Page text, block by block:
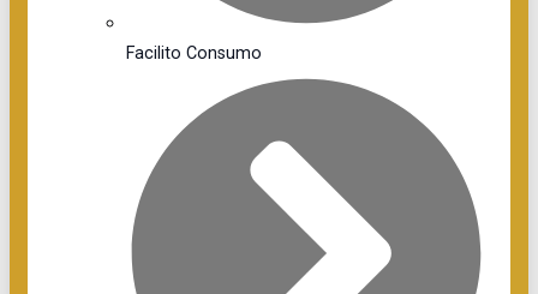
Facilito Consumo